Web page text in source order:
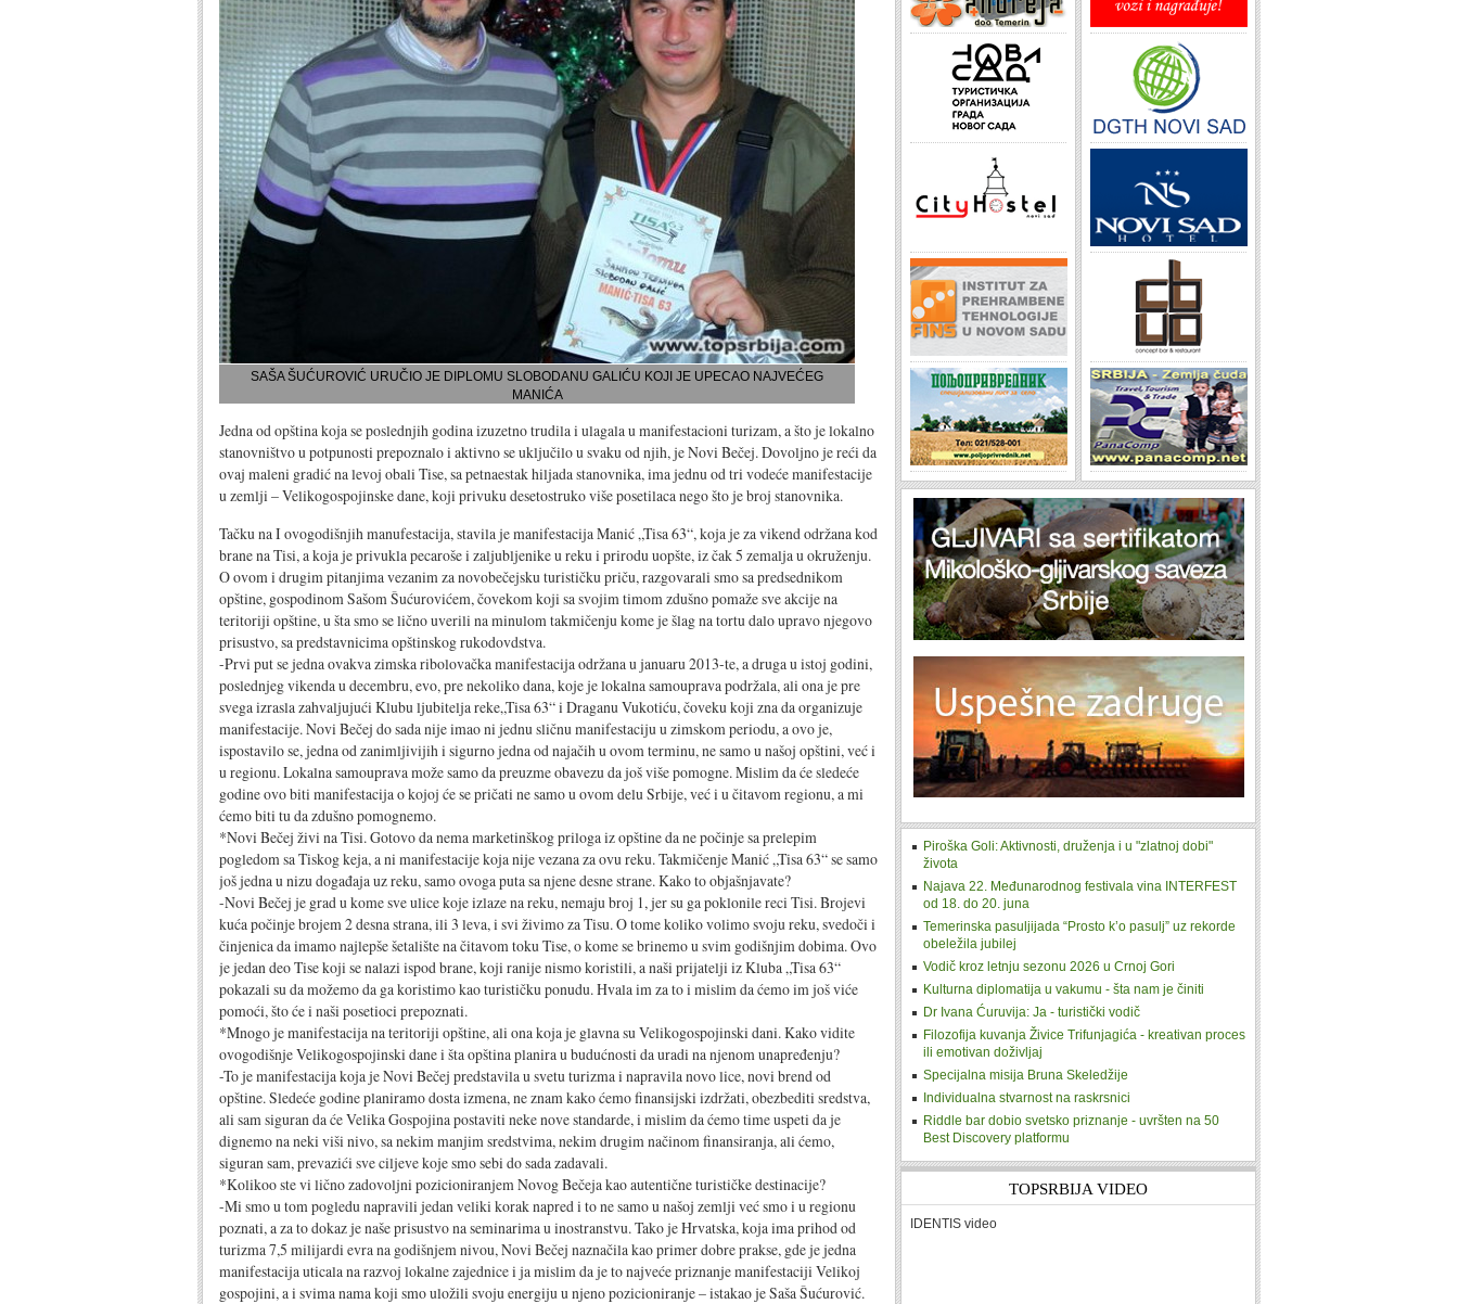
SAŠA ŠUĆUROVIĆ URUČIO JE DIPLOMU SLOBODANU GALIĆU KOJI JE UPECAO NAJVEĆEG
MANIĆA
Jedna od opština koja se poslednjih godina izuzetno trudila i ulagala u manifestacioni turizam, a što je lokalno
stanovništvo u potpunosti prepoznalo i aktivno se uključilo u svaku od njih, je Novi Bečej. Dovoljno je reći da
ovaj maleni gradić na levoj obali Tise, sa petnaestak hiljada stanovnika, ima jednu od tri vodeće manifestacije
u zemlji – Velikogospojinske dane, koji privuku desetostruko više posetilaca nego što je broj stanovnika.
Tačku na I ovogodišnjih manufestacija, stavila je manifestacija Manić „Tisa 63“, koja je za vikend održana kod
brane na Tisi, a koja je privukla pecaroše i zaljubljenike u reku i prirodu uopšte, iz čak 5 zemalja u okruženju.
O ovom i drugim pitanjima vezanim za novobečejsku turističku priču, razgovarali smo sa predsednikom
opštine, gospodinom Sašom Šućurovićem, čovekom koji sa svojim timom zdušno pomaže sve akcije na
teritoriji opštine, u šta smo se lično uverili na minulom takmičenju kome je šlag na tortu dalo upravo njegovo
prisustvo, sa predstavnicima opštinskog rukodovdstva.
-Prvi put se jedna ovakva zimska ribolovačka manifestacija održana u januaru 2013-te, a druga u istoj godini,
poslednjeg vikenda u decembru, evo, pre nekoliko dana, koje je lokalna samouprava podržala, ali ona je pre
svega izrasla zahvaljujući Klubu ljubitelja reke„Tisa 63“ i Draganu Vukotiću, čoveku koji zna da organizuje
manifestacije. Novi Bečej do sada nije imao ni jednu sličnu manifestaciju u zimskom periodu, a ovo je,
ispostavilo se, jedna od zanimljivijih i sigurno jedna od najačih u ovom terminu, ne samo u našoj opštini, već i
u regionu. Lokalna samouprava može samo da preuzme obavezu da još više pomogne. Mislim da će sledeće
godine ovo biti manifestacija o kojoj će se pričati ne samo u ovom delu Srbije, već i u čitavom regionu, a mi
ćemo biti tu da zdušno pomognemo.
*Novi Bečej živi na Tisi. Gotovo da nema marketinškog priloga iz opštine da ne počinje sa prelepim
pogledom sa Tiskog keja, a ni manifestacije koja nije vezana za ovu reku. Takmičenje Manić „Tisa 63“ se samo
još jedna u nizu događaja uz reku, samo ovoga puta sa njene desne strane. Kako to objašnjavate?
-Novi Bečej je grad u kome sve ulice koje izlaze na reku, nemaju broj 1, jer su ga poklonile reci Tisi. Brojevi
kuća počinje brojem 2 desna strana, ili 3 leva, i svi živimo za Tisu. O tome koliko volimo svoju reku, svedoči i
činjenica da imamo najlepše šetalište na čitavom toku Tise, o kome se brinemo u svim godišnjim dobima. Ovo
je jedan deo Tise koji se nalazi ispod brane, koji ranije nismo koristili, a naši prijatelji iz Kluba „Tisa 63“
pokazali su da možemo da ga koristimo kao turističku ponudu. Hvala im za to i mislim da ćemo im još viće
pomoći, što će i naši posetioci prepoznati.
*Mnogo je manifestacija na teritoriji opštine, ali ona koja je glavna su Velikogospojinski dani. Kako vidite
ovogodišnje Velikogospojinski dane i šta opština planira u budućnosti da uradi na njenom unapređenju?
-To je manifestacija koja je Novi Bečej predstavila u svetu turizma i napravila novo lice, novi brend od
opštine. Sledeće godine planiramo dosta izmena, ne znam kako ćemo finansijski izdržati, obezbediti sredstva,
ali sam siguran da će Velika Gospojina postaviti neke nove standarde, i mislim da ćemo time uspeti da je
dignemo na neki viši nivo, sa nekim manjim sredstvima, nekim drugim načinom finansiranja, ali ćemo,
siguran sam, prevazići sve ciljeve koje smo sebi do sada zadavali.
*Kolikoo ste vi lično zadovoljni pozicioniranjem Novog Bečeja kao autentične turističke destinacije?
-Mi smo u tom pogledu napravili jedan veliki korak napred i to ne samo u našoj zemlji već smo i u regionu
poznati, a za to dokaz je naše prisustvo na seminarima u inostranstvu. Tako je Hrvatska, koja ima prihod od
turizma 7,5 milijardi evra na godišnjem nivou, Novi Bečej naznačila kao primer dobre prakse, gde je jedna
manifestacija uticala na razvoj lokalne zajednice i ja mislim da je to najveće priznanje manifestaciji Velikoj
gospojini, a i svima nama koji smo uložili svoju energiju u njeno pozicioniranje – istakao je Saša Šućurović.
Piroška Goli: Aktivnosti, druženja i u "zlatnoj dobi"
života
Najava 22. Međunarodnog festivala vina INTERFEST
od 18. do 20. juna
Temerinska pasuljijada “Prosto k’o pasulj” uz rekorde
obeležila jubilej
Vodič kroz letnju sezonu 2026 u Crnoj Gori
Kulturna diplomatija u vakumu - šta nam je činiti
Dr Ivana Ćuruvija: Ja - turistički vodič
Filozofija kuvanja Živice Trifunjagića - kreativan proces
ili emotivan doživljaj
Specijalna misija Bruna Skeledžije
Individualna stvarnost na raskrsnici
Riddle bar dobio svetsko priznanje - uvršten na 50
Best Discovery platformu
TOPSRBIJA VIDEO
IDENTIS video